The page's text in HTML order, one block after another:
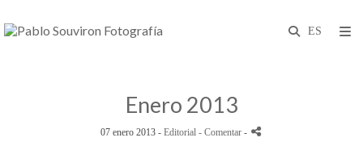
Enero 2013
07 enero 2013 - Editorial - Comentar -